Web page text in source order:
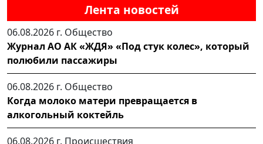
Лента новостей
06.08.2026 г. Общество
Журнал АО АК «ЖДЯ» «Под стук колес», который
полюбили пассажиры
06.08.2026 г. Общество
Когда молоко матери превращается в
алкогольный коктейль
06.08.2026 г. Происшествия